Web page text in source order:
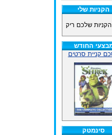
הקניות שלי
שלכם ריק
החודש
קניית סרטים
סינמטק